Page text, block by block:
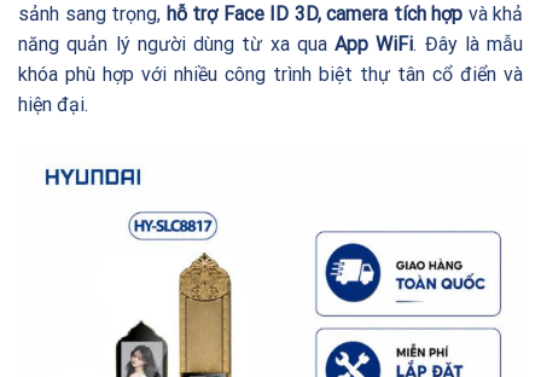
sảnh sang trọng, hỗ trợ Face ID 3D, camera tích hợp và khả
năng quản lý người dùng từ xa qua App WiFi. Đây là mẫu
khóa phù hợp với nhiều công trình biệt thự tân cổ điển và
hiện đại.